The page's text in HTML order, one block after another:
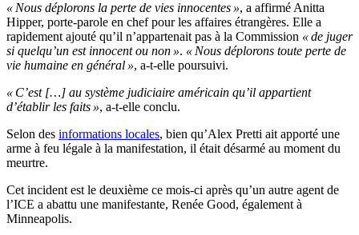
« Nous déplorons la perte de vies innocentes », a affirmé Anitta
Hipper, porte-parole en chef pour les affaires étrangères. Elle a
rapidement ajouté qu’il n’appartenait pas à la Commission « de juger
si quelqu’un est innocent ou non ». « Nous déplorons toute perte de
vie humaine en général », a-t-elle poursuivi.
« C’est […] au système judiciaire américain qu’il appartient
d’établir les faits », a-t-elle conclu.
Selon des informations locales, bien qu’Alex Pretti ait apporté une
arme à feu légale à la manifestation, il était désarmé au moment du
meurtre.
Cet incident est le deuxième ce mois-ci après qu’un autre agent de
l’ICE a abattu une manifestante, Renée Good, également à
Minneapolis.